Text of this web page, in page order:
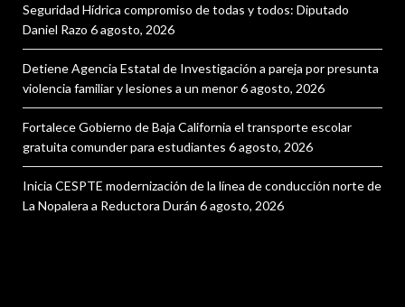
Seguridad Hídrica compromiso de todas y todos: Diputado
Daniel Razo 6 agosto, 2026
Detiene Agencia Estatal de Investigación a pareja por presunta
violencia familiar y lesiones a un menor6 agosto, 2026
Fortalece Gobierno de Baja California el transporte escolar
gratuita comunder para estudiantes 6 agosto, 2026
Inicia CESPTE modernización de la línea de conducción norte de
La Nopalera a Reductora Durán 6 agosto, 2026